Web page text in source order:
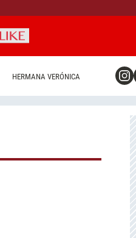
HERMANA VERÓNICA